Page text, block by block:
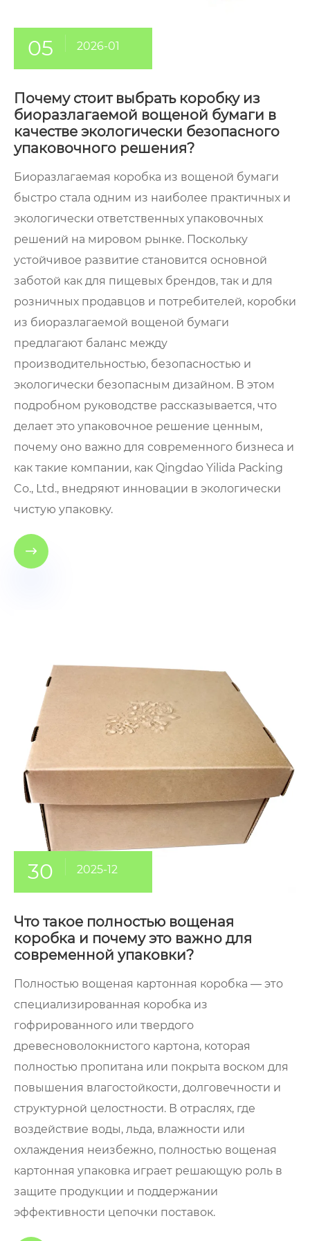
05 2026-01
Почему стоит выбрать коробку из
биоразлагаемой вощеной бумаги в
качестве экологически безопасного
упаковочного решения?
Биоразлагаемая коробка из вощеной бумаги
быстро стала одним из наиболее практичных и
экологически ответственных упаковочных
решений на мировом рынке. Поскольку
устойчивое развитие становится основной
заботой как для пищевых брендов, так и для
розничных продавцов и потребителей, коробки
из биоразлагаемой вощеной бумаги
предлагают баланс между
производительностью, безопасностью и
экологически безопасным дизайном. В этом
подробном руководстве рассказывается, что
делает это упаковочное решение ценным,
почему оно важно для современного бизнеса и
как такие компании, как Qingdao Yilida Packing
Co., Ltd., внедряют инновации в экологически
чистую упаковку.

30 2025-12
Что такое полностью вощеная
коробка и почему это важно для
современной упаковки?
Полностью вощеная картонная коробка — это
специализированная коробка из
гофрированного или твердого
древесноволокнистого картона, которая
полностью пропитана или покрыта воском для
повышения влагостойкости, долговечности и
структурной целостности. В отраслях, где
воздействие воды, льда, влажности или
охлаждения неизбежно, полностью вощеная
картонная упаковка играет решающую роль в
защите продукции и поддержании
эффективности цепочки поставок.